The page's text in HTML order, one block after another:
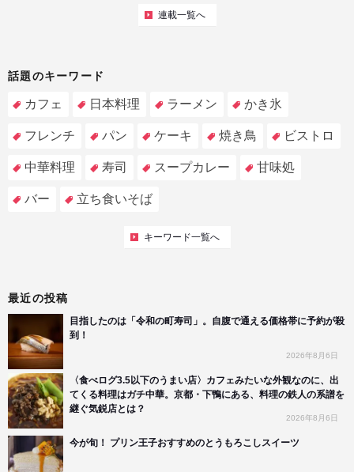
連載一覧へ
話題のキーワード
カフェ 日本料理 ラーメン かき氷
フレンチ パン ケーキ 焼き鳥 ビストロ
中華料理 寿司 スープカレー 甘味処
バー 立ち食いそば
キーワード一覧へ
最近の投稿
目指したのは「令和の町寿司」。自腹で通える価格帯に予約が殺
到！
2026年8月6日
〈食べログ3.5以下のうまい店〉カフェみたいな外観なのに、出
てくる料理はガチ中華。京都・下鴨にある、料理の鉄人の系譜を
継ぐ気鋭店とは？
2026年8月6日
今が旬！ プリン王子おすすめのとうもろこしスイーツ